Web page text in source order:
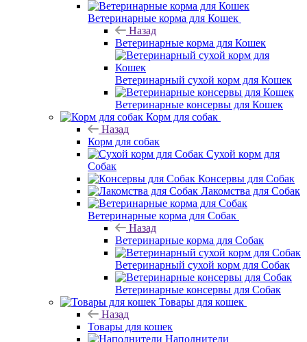
Ветеринарные корма для Кошек
Назад
Ветеринарные корма для Кошек
Ветеринарный сухой корм для Кошек
Ветеринарные консервы для Кошек
Корм для собак
Назад
Корм для собак
Сухой корм для
Собак
Консервы для Собак
Лакомства для Собак
Ветеринарные корма для Собак
Назад
Ветеринарные корма для Собак
Ветеринарный сухой корм для Собак
Ветеринарные консервы для Собак
Товары для кошек
Назад
Товары для кошек
Наполнители